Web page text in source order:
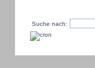
Suche nach: